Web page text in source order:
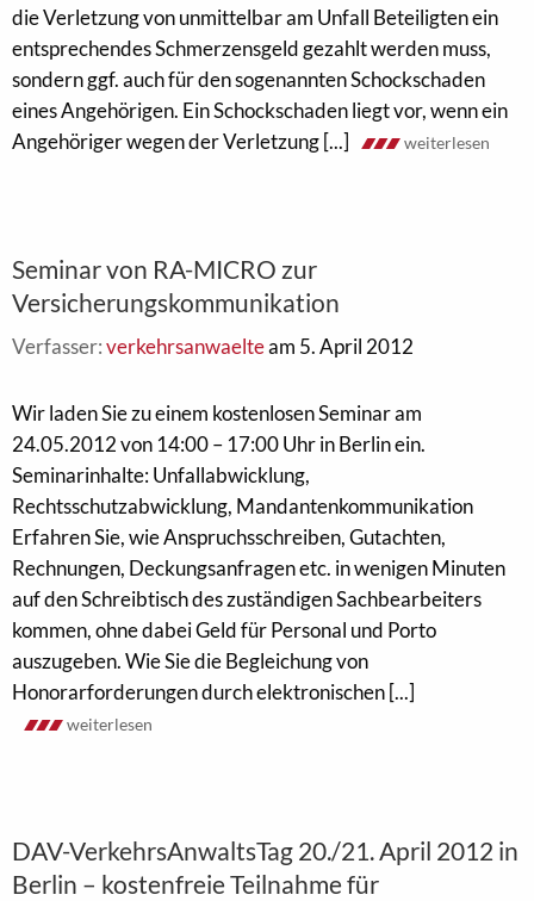
die Verletzung von unmittelbar am Unfall Beteiligten ein
entsprechendes Schmerzensgeld gezahlt werden muss,
sondern ggf. auch für den sogenannten Schockschaden
eines Angehörigen. Ein Schockschaden liegt vor, wenn ein
Angehöriger wegen der Verletzung [...]
weiterlesen
Seminar von RA-MICRO zur
Versicherungskommunikation
Verfasser:verkehrsanwaelteam 5. April 2012
Wir laden Sie zu einem kostenlosen Seminar am
24.05.2012 von 14:00 – 17:00 Uhr in Berlin ein.
Seminarinhalte: Unfallabwicklung,
Rechtsschutzabwicklung, Mandantenkommunikation
Erfahren Sie, wie Anspruchsschreiben, Gutachten,
Rechnungen, Deckungsanfragen etc. in wenigen Minuten
auf den Schreibtisch des zuständigen Sachbearbeiters
kommen, ohne dabei Geld für Personal und Porto
auszugeben. Wie Sie die Begleichung von
Honorarforderungen durch elektronischen [...]
weiterlesen
DAV-VerkehrsAnwaltsTag 20./21. April 2012 in
Berlin – kostenfreie Teilnahme für